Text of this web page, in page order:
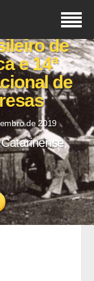
de
e 14ª
de
de 2019